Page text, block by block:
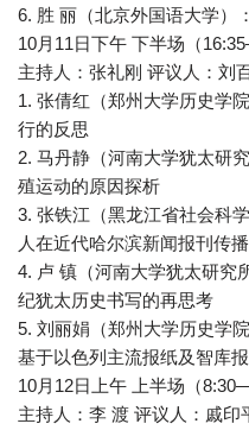
6. 胜 丽（北京外国语大学）
10月11日下午 下半场（
主持人：张礼刚 评议人：刘
1. 张倩红（郑州大学历史学
行的反思
2. 马丹静（河南大学犹太研
殖运动的原因探析
3. 张铁江（黑龙江省社会科
人在近代哈尔滨新闻报刊传
4. 卢 镇（河南大学犹太研究
纪犹太历史书写的再思考
5. 刘丽娟（郑州大学历史学
基于以色列主流报纸及智库
10月12日上午 上半场（
主持人：李 渡 评议人：戚印